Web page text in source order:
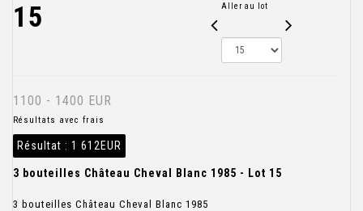
15 Aller au lot
1100 - 1400 EUR
Résultats avec frais
Résultat : 1 612EUR
3 bouteilles Château Cheval Blanc 1985 - Lot 15
3 bouteilles Château Cheval Blanc 1985